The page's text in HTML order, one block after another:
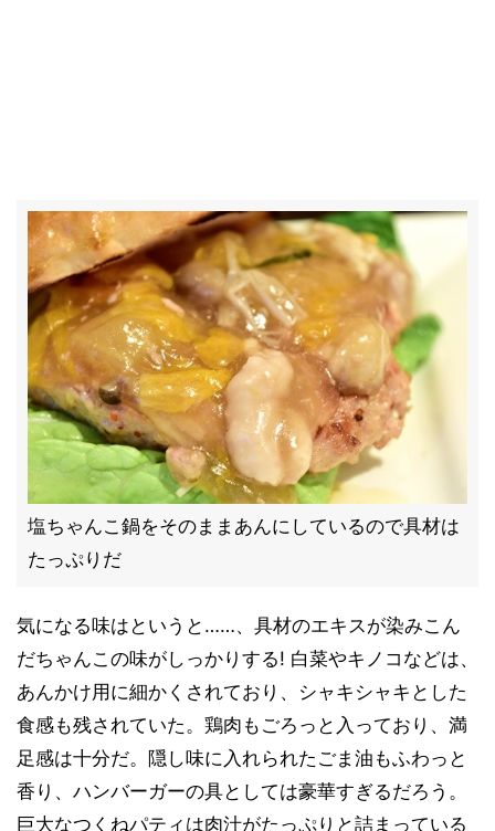
塩ちゃんこ鍋をそのままあんにしているので具材は
たっぷりだ
気になる味はというと……、具材のエキスが染みこん
だちゃんこの味がしっかりする! 白菜やキノコなどは、
あんかけ用に細かくされており、シャキシャキとした
食感も残されていた。鶏肉もごろっと入っており、満
足感は十分だ。隠し味に入れられたごま油もふわっと
香り、ハンバーガーの具としては豪華すぎるだろう。
巨大なつくねパティは肉汁がたっぷりと詰まっている